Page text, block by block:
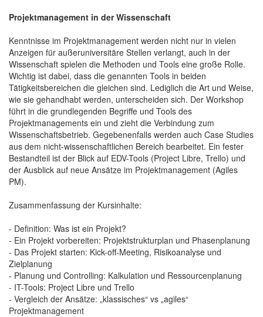
Projektmanagement in der Wissenschaft
Kenntnisse im Projektmanagement werden nicht nur in vielen
Anzeigen für außeruniversitäre Stellen verlangt, auch in der
Wissenschaft spielen die Methoden und Tools eine große Rolle.
Wichtig ist dabei, dass die genannten Tools in beiden
Tätigkeitsbereichen die gleichen sind. Lediglich die Art und Weise,
wie sie gehandhabt werden, unterscheiden sich. Der Workshop
führt in die grundlegenden Begriffe und Tools des
Projektmanagements ein und zieht die Verbindung zum
Wissenschaftsbetrieb. Gegebenenfalls werden auch Case Studies
aus dem nicht-wissenschaftlichen Bereich bearbeitet. Ein fester
Bestandteil ist der Blick auf EDV-Tools (Project Libre, Trello) und
der Ausblick auf neue Ansätze im Projektmanagement (Agiles
PM).
Zusammenfassung der Kursinhalte:
- Definition: Was ist ein Projekt?
- Ein Projekt vorbereiten: Projektstrukturplan und Phasenplanung
- Das Projekt starten: Kick-off-Meeting, Risikoanalyse und
Zielplanung
- Planung und Controlling: Kalkulation und Ressourcenplanung
- IT-Tools: Project Libre und Trello
- Vergleich der Ansätze: „klassisches“ vs „agiles“
Projektmanagement